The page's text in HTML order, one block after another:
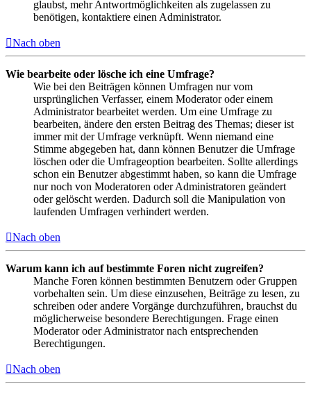
glaubst, mehr Antwortmöglichkeiten als zugelassen zu
benötigen, kontaktiere einen Administrator.
Nach oben
Wie bearbeite oder lösche ich eine Umfrage?
Wie bei den Beiträgen können Umfragen nur vom
ursprünglichen Verfasser, einem Moderator oder einem
Administrator bearbeitet werden. Um eine Umfrage zu
bearbeiten, ändere den ersten Beitrag des Themas; dieser ist
immer mit der Umfrage verknüpft. Wenn niemand eine
Stimme abgegeben hat, dann können Benutzer die Umfrage
löschen oder die Umfrageoption bearbeiten. Sollte allerdings
schon ein Benutzer abgestimmt haben, so kann die Umfrage
nur noch von Moderatoren oder Administratoren geändert
oder gelöscht werden. Dadurch soll die Manipulation von
laufenden Umfragen verhindert werden.
Nach oben
Warum kann ich auf bestimmte Foren nicht zugreifen?
Manche Foren können bestimmten Benutzern oder Gruppen
vorbehalten sein. Um diese einzusehen, Beiträge zu lesen, zu
schreiben oder andere Vorgänge durchzuführen, brauchst du
möglicherweise besondere Berechtigungen. Frage einen
Moderator oder Administrator nach entsprechenden
Berechtigungen.
Nach oben